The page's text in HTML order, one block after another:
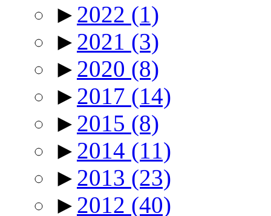
► 2022 (1)
► 2021 (3)
► 2020 (8)
► 2017 (14)
► 2015 (8)
► 2014 (11)
► 2013 (23)
► 2012 (40)